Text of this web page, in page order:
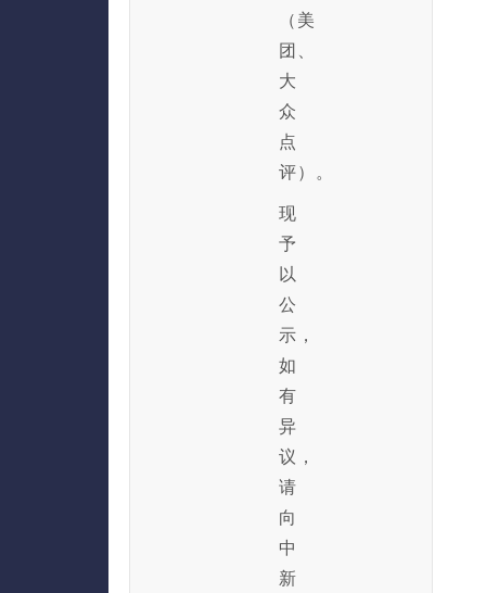
（美
团、
大
众
点
评）。
现
予
以
公
示，
如
有
异
议，
请
向
中
新